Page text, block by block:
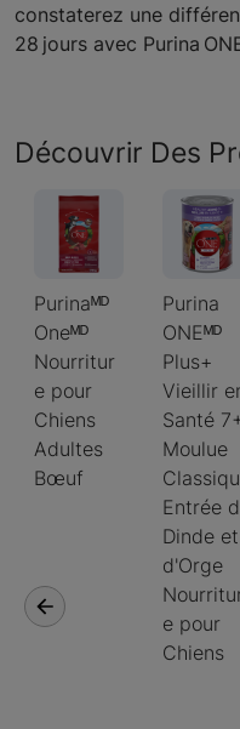
constaterez une
28 jours avec Purina
Découvrir Des
Purinaᴹᴰ
Oneᴹᴰ
Nourritur
e pour
Chiens
Adultes
Bœuf
Purina
ONEᴹᴰ
Plus+
Vieillir
Santé
Moulue
Entrée
Dinde et
d'Orge
e pour
Chiens